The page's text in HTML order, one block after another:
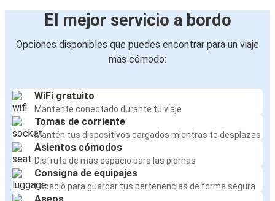
El mejor servicio a bordo
Opciones disponibles que puedes encontrar para un viaje
más cómodo:
WiFi gratuito
Mantente conectado durante tu viaje
Tomas de corriente
Mantén tus dispositivos cargados mientras te desplazas
Asientos cómodos
Disfruta de más espacio para las piernas
Consigna de equipajes
Espacio para guardar tus pertenencias de forma segura